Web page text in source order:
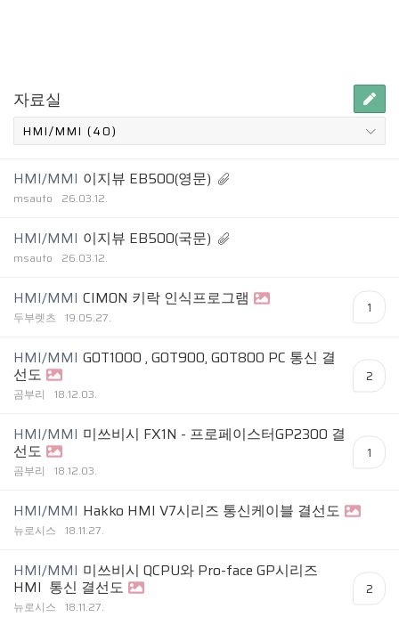
자료실
HMI/MMI 이지뷰 EB500(영문)
msauto 26.03.12.
HMI/MMI 이지뷰 EB500(국문)
msauto 26.03.12.
HMI/MMI CIMON 키락 인식프로그램
두부렛츠 19.05.27.
1
HMI/MMI GOT1000 , GOT900, GOT800 PC 통신 결
선도
곰부리 18.12.03.
2
HMI/MMI 미쓰비시 FX1N - 프로페이스터GP23OO 결
선도
곰부리 18.12.03.
1
HMI/MMI Hakko HMI V7시리즈 통신케이블 결선도
뉴로시스 18.11.27.
HMI/MMI 미쓰비시 QCPU와 Pro-face GP시리즈
HMI 통신 결선도
뉴로시스 18.11.27.
2